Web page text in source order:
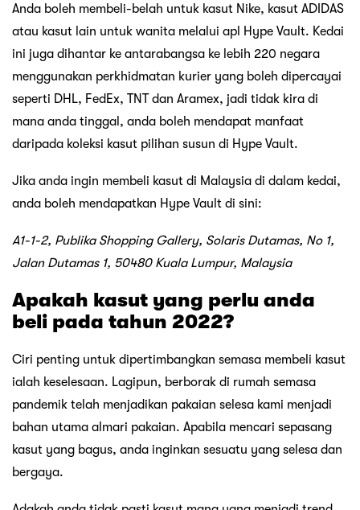
Anda boleh membeli-belah untuk kasut Nike, kasut ADIDAS
atau kasut lain untuk wanita melalui apl Hype Vault. Kedai
ini juga dihantar ke antarabangsa ke lebih 220 negara
menggunakan perkhidmatan kurier yang boleh dipercayai
seperti DHL, FedEx, TNT dan Aramex, jadi tidak kira di
mana anda tinggal, anda boleh mendapat manfaat
daripada koleksi kasut pilihan susun di Hype Vault.
Jika anda ingin membeli kasut di Malaysia di dalam kedai,
anda boleh mendapatkan Hype Vault di sini:
A1-1-2, Publika Shopping Gallery, Solaris Dutamas, No 1,
Jalan Dutamas 1, 50480 Kuala Lumpur, Malaysia
Apakah kasut yang perlu anda
beli pada tahun 2022?
Ciri penting untuk dipertimbangkan semasa membeli kasut
ialah keselesaan. Lagipun, berborak di rumah semasa
pandemik telah menjadikan pakaian selesa kami menjadi
bahan utama almari pakaian. Apabila mencari sepasang
kasut yang bagus, anda inginkan sesuatu yang selesa dan
bergaya.